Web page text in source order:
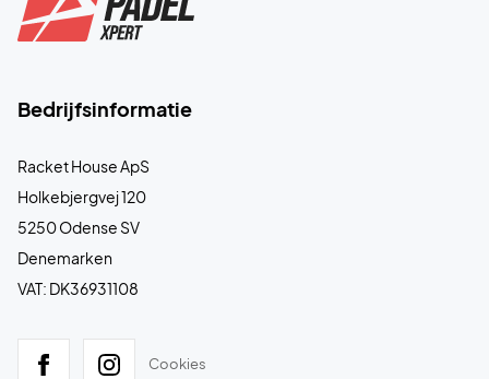
Bedrijfsinformatie
Racket House ApS
Holkebjergvej 120
5250 Odense SV
Denemarken
VAT: DK36931108
Cookies